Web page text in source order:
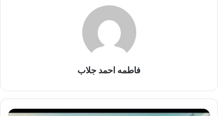
فاطمه احمد جلاب
اللعبة